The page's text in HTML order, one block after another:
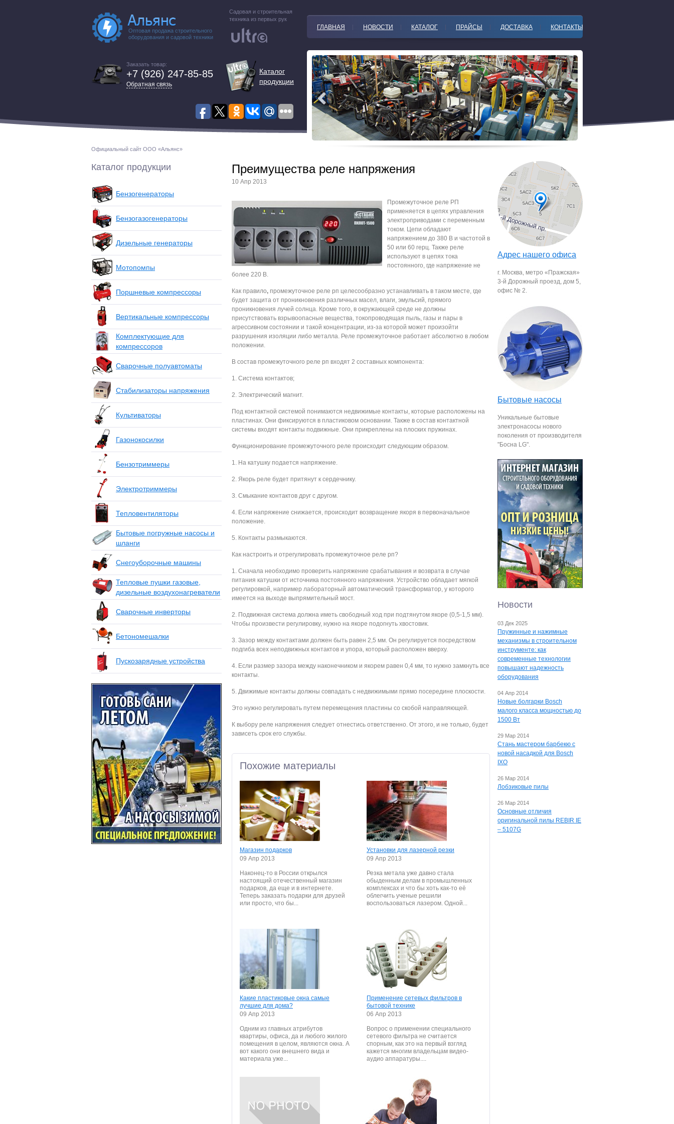
Оптовая продажа строительного
оборудования и садовой техники
Садовая и строительная
техника из первых рук
Заказать товар:
+7 (926) 247-85-85
Обратная связь
Каталог
продукции
Официальный сайт ООО «Альянс»
ГЛАВНАЯ НОВОСТИ КАТАЛОГ ПРАЙСЫ ДОСТАВКА КОНТАКТЫ
Каталог продукции
Бензогенераторы
Бензогазогенераторы
Дизельные генераторы
Мотопомпы
Поршневые компрессоры
Вертикальные компрессоры
Комплектующие для
компрессоров
Сварочные полуавтоматы
Стабилизаторы напряжения
Культиваторы
Газонокосилки
Бензотриммеры
Электротриммеры
Тепловентиляторы
Бытовые погружные насосы и
шланги
Снегоуборочные машины
Тепловые пушки газовые,
дизельные воздухонагреватели
Сварочные инверторы
Бетономешалки
Пускозарядные устройства
Преимущества реле напряжения
10 Апр 2013
Промежуточное реле РП
применяется в цепях управления
электроприводами с переменным
током. Цепи обладают
напряжением до 380 В и частотой в
50 или 60 герц. Также реле
используют в цепях тока
постоянного, где напряжение не
более 220 В.
Как правило, промежуточное реле рп целесообразно устанавливать в таком месте, где
будет защита от проникновения различных масел, влаги, эмульсий, прямого
проникновения лучей солнца. Кроме того, в окружающей среде не должны
присутствовать взрывоопасные вещества, токопроводящая пыль, газы и пары в
агрессивном состоянии и такой концентрации, из-за которой может произойти
разрушения изоляции либо металла. Реле промежуточное работает абсолютно в любом
положении.
В состав промежуточного реле рп входят 2 составных компонента:
1. Система контактов;
2. Электрический магнит.
Под контактной системой понимаются недвижимые контакты, которые расположены на
пластинах. Они фиксируются в пластиковом основании. Также в состав контактной
системы входят контакты подвижные. Они прикреплены на плоских пружинах.
Функционирование промежуточного реле происходит следующим образом.
1. На катушку подается напряжение.
2. Якорь реле будет притянут к сердечнику.
3. Смыкание контактов друг с другом.
4. Если напряжение снижается, происходит возвращение якоря в первоначальное
положение.
5. Контакты размыкаются.
Как настроить и отрегулировать промежуточное реле рп?
1. Сначала необходимо проверить напряжение срабатывания и возврата в случае
питания катушки от источника постоянного напряжения. Устройство обладает мягкой
регулировкой, например лабораторный автоматический трансформатор, у которого
имеется на выходе выпрямительный мост.
2. Подвижная система должна иметь свободный ход при подтянутом якоре (0,5-1,5 мм).
Чтобы произвести регулировку, нужно на якоре подогнуть хвостовик.
3. Зазор между контактами должен быть равен 2,5 мм. Он регулируется посредством
подгиба всех неподвижных контактов и упора, который расположен вверху.
4. Если размер зазора между наконечником и якорем равен 0,4 мм, то нужно замкнуть все
контакты.
5. Движимые контакты должны совпадать с недвижимыми прямо посередине плоскости.
Это нужно регулировать путем перемещения пластины со скобой направляющей.
К выбору реле напряжения следует отнестись ответственно. От этого, и не только, будет
зависеть срок его службы.
Похожие материалы
Магазин подарков
09 Апр 2013
Наконец-то в России открылся
настоящий отечественный магазин
подарков, да еще и в интернете.
Теперь заказать подарки для друзей
или просто, что бы...
Установки для лазерной резки
09 Апр 2013
Резка метала уже давно стала
обыденным делам в промышленных
комплексах и что бы хоть как-то её
облегчить ученые решили
воспользоваться лазером. Одной...
Какие пластиковые окна самые
лучшие для дома?
09 Апр 2013
Одним из главных атрибутов
квартиры, офиса, да и любого жилого
помещения в целом, являются окна. А
вот какого они внешнего вида и
материала уже...
Применение сетевых фильтров в
бытовой технике
06 Апр 2013
Вопрос о применении специального
сетевого фильтра не считается
спорным, как это на первый взгляд
кажется многим владельцам видео-
аудио аппаратуры....
Адрес нашего офиса
г. Москва, метро «Пражская»
3-й Дорожный проезд, дом 5,
офис № 2.
Бытовые насосы
Уникальные бытовые
электронасосы нового
поколения от производителя
"Босна LG".
Новости
03 Дек 2025
Пружинные и нажимные
механизмы в строительном
инструменте: как
современные технологии
повышают надежность
оборудования
04 Апр 2014
Новые болгарки Bosch
малого класса мощностью до
1500 Вт
29 Мар 2014
Стань мастером барбекю с
новой насадкой для Bosch
IXO
26 Мар 2014
Лобзиковые пилы
26 Мар 2014
Основные отличия
оригинальной пилы REBIR IE
– 5107G